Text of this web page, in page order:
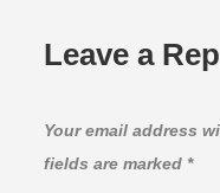
Leave a
Your email address
fields are marked *